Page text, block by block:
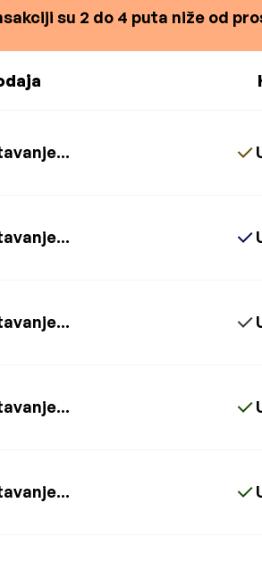
su 2 do 4 puta niže od